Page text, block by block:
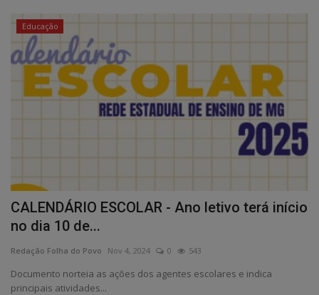
Educação
CALENDÁRIO ESCOLAR - Ano letivo terá início
no dia 10 de...
Redação Folha do Povo Nov 4, 2024 0 543
Documento norteia as ações dos agentes escolares e indica
principais atividades...